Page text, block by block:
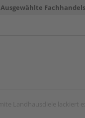
Ausgewählte